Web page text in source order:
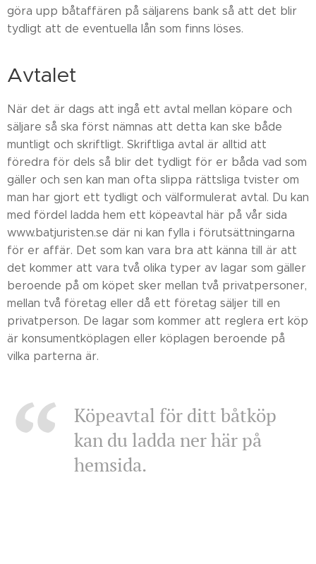
göra upp båtaffären på säljarens bank så att det blir
tydligt att de eventuella lån som finns löses.
Avtalet
När det är dags att ingå ett avtal mellan köpare och
säljare så ska först nämnas att detta kan ske både
muntligt och skriftligt. Skriftliga avtal är alltid att
föredra för dels så blir det tydligt för er båda vad som
gäller och sen kan man ofta slippa rättsliga tvister om
man har gjort ett tydligt och välformulerat avtal. Du kan
med fördel ladda hem ett köpeavtal här på vår sida
www.batjuristen.se där ni kan fylla i förutsättningarna
för er affär. Det som kan vara bra att känna till är att
det kommer att vara två olika typer av lagar som gäller
beroende på om köpet sker mellan två privatpersoner,
mellan två företag eller då ett företag säljer till en
privatperson. De lagar som kommer att reglera ert köp
är konsumentköplagen eller köplagen beroende på
vilka parterna är.
Köpeavtal för ditt båtköp
kan du ladda ner här på
hemsida.